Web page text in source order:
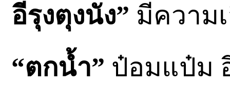
อีรุงตุงนัง” มีความ
“ตกนํ้า” ป๋อมแป๋ม